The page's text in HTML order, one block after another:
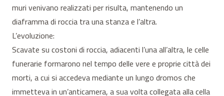
muri venivano realizzati per risulta, mantenendo un
diaframma di roccia tra una stanza e l’altra.
L’evoluzione:
Scavate su costoni di roccia, adiacenti l’una all’altra, le celle
funerarie formarono nel tempo delle vere e proprie città dei
morti, a cui si accedeva mediante un lungo dromos che
immetteva in un’anticamera, a sua volta collegata alla cella